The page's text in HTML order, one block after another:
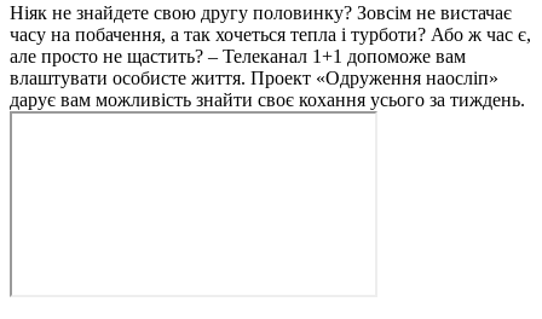
Ніяк не знайдете свою другу половинку? Зовсім не вистачає
часу на побачення, а так хочеться тепла і турботи? Або ж час є,
але просто не щастить? – Телеканал 1+1 допоможе вам
влаштувати особисте життя. Проект «Одруження наосліп»
дарує вам можливість знайти своє кохання усього за тиждень.